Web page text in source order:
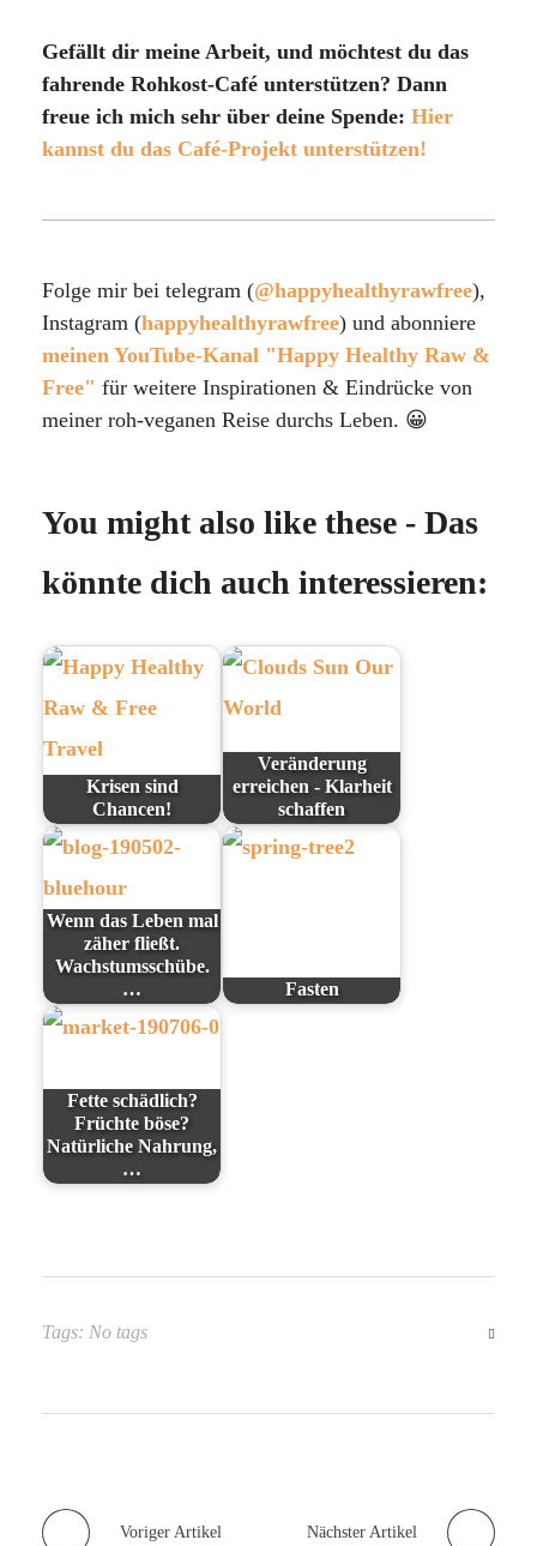
Gefällt dir meine Arbeit, und möchtest du das
fahrende Rohkost-Café unterstützen? Dann
freue ich mich sehr über deine Spende: Hier
kannst du das Café-Projekt unterstützen!
Folge mir bei telegram (@happyhealthyrawfree),
Instagram (happyhealthyrawfree) und abonniere
meinen YouTube-Kanal "Happy Healthy Raw &
Free" für weitere Inspirationen & Eindrücke von
meiner roh-veganen Reise durchs Leben. 😀
You might also like these - Das
könnte dich auch interessieren:
Krisen sind
Chancen!
Veränderung
erreichen - Klarheit
schaffen
Wenn das Leben mal
zäher fließt.
Wachstumsschübe.
…
Fasten
Fette schädlich?
Früchte böse?
Natürliche Nahrung,
…
Tags: No tags
Voriger Artikel Nächster Artikel